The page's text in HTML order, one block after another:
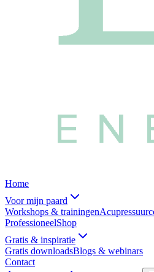
Home
Voor mijn paard
Workshops & trainingen
ProfessioneelShop
Gratis & inspiratie
Gratis downloadsBlogs & webinars
Contact